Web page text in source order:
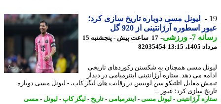
لیونل مسی دوباره تاریخ سازی کرد؛
اسطوره آرژانتینی از 920 گل
7
-ورزشی-
17 ساعت پیش - پنجشنبه 15
13:15
82035454
مسی همچنان به شکستن رکوردهای تاریخی
می دهد. ستاره آرژانتینی اینترمیامی در دیدار
مقابل اتلتیکو سن لوییس در رقابت های لیگز کاپ، - لیونل مسی دوباره
سازی کرد؛ عبور ...
آرژانتینی-لیونل مسی-اینترمیامی-تاریخ- لیگز کاپ -لیونل-مسی